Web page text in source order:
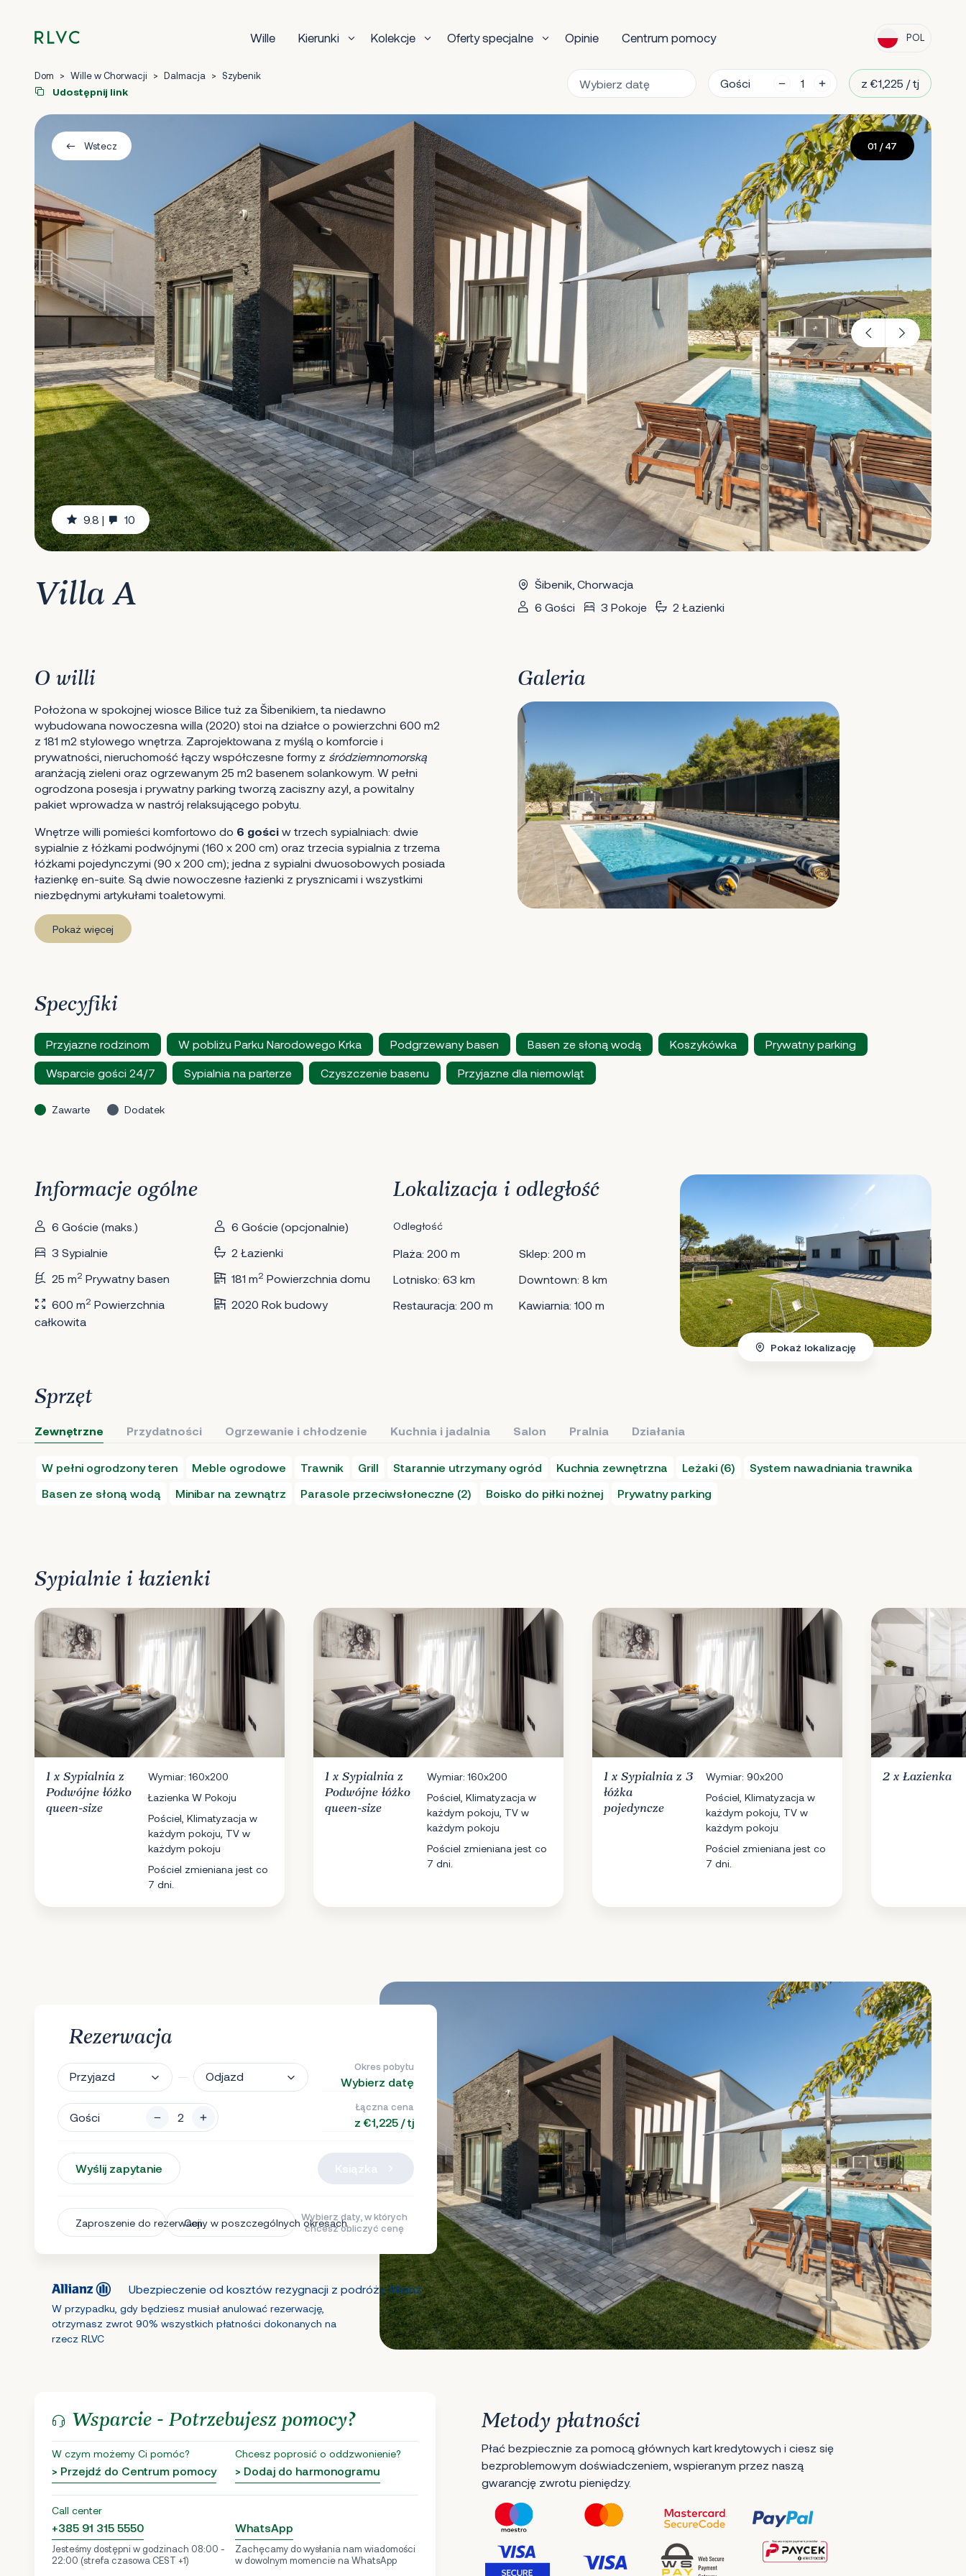
Wille Kierunki Kolekcje Oferty specjalne Opinie Centrum pomocy POL
Dom > Wille w Chorwacji > Dalmacja > Szybenik
Udostępnij link
Gości z €1,225 / tj
Wstecz
9.8 | 10
01 / 47
Villa A
Šibenik, Chorwacja
6 Gości
3 Pokoje 2 Łazienki
O willi
Położona w spokojnej wiosce Bilice tuż za Šibenikiem, ta niedawno
wybudowana nowoczesna willa (2020) stoi na działce o powierzchni 600 m2
z 181 m2 stylowego wnętrza. Zaprojektowana z myślą o komforcie i
prywatności, nieruchomość łączy współczesne formy z śródziemnomorską
aranżacją zieleni oraz ogrzewanym 25 m2 basenem solankowym. W pełni
ogrodzona posesja i prywatny parking tworzą zaciszny azyl, a powitalny
pakiet wprowadza w nastrój relaksującego pobytu.
Wnętrze willi pomieści komfortowo do 6 gości w trzech sypialniach: dwie
sypialnie z łóżkami podwójnymi (160 x 200 cm) oraz trzecia sypialnia z trzema
łóżkami pojedynczymi (90 x 200 cm); jedna z sypialni dwuosobowych posiada
łazienkę en-suite. Są dwie nowoczesne łazienki z prysznicami i wszystkimi
niezbędnymi artykułami toaletowymi.
Pokaż więcej
Galeria
Specyfiki
Przyjazne rodzinom W pobliżu Parku Narodowego Krka Podgrzewany basen Basen ze słoną wodą Koszykówka Prywatny parking
Wsparcie gości 24/7 Sypialnia na parterze Czyszczenie basenu Przyjazne dla niemowląt
Zawarte Dodatek
Informacje ogólne
6 Goście (maks.)
6 Goście (opcjonalnie)
3 Sypialnie
2 Łazienki
25 m2 Prywatny basen 181 m2 Powierzchnia domu
600 m2 Powierzchnia
całkowita
2020 Rok budowy
Lokalizacja i odległość
Odległość
Plaża: 200 m
Sklep: 200 m
Lotnisko: 63 km
Downtown: 8 km
Restauracja: 200 m
Kawiarnia: 100 m
Pokaż lokalizację
Sprzęt
Zewnętrzne Przydatności Ogrzewanie i chłodzenie Kuchnia i jadalnia Salon Pralnia Działania
W pełni ogrodzony teren Meble ogrodowe Trawnik Grill Starannie utrzymany ogród Kuchnia zewnętrzna Leżaki (6)
System nawadniania trawnika
Basen ze słoną wodą
Minibar na zewnątrz Parasole przeciwsłoneczne (2) Boisko do piłki nożnej Prywatny parking
Sypialnie i łazienki
1 x Sypialnia z
Podwójne łóżko
queen-size
Wymiar: 160x200
Łazienka W Pokoju
Pościel, Klimatyzacja w
każdym pokoju, TV w
każdym pokoju
Pościel zmieniana jest co
7 dni.
1 x Sypialnia z
Podwójne łóżko
queen-size
Wymiar: 160x200
Pościel, Klimatyzacja w
każdym pokoju, TV w
każdym pokoju
Pościel zmieniana jest co
7 dni.
1 x Sypialnia z 3
łóżka
pojedyncze
Wymiar: 90x200
Pościel, Klimatyzacja w
każdym pokoju, TV w
każdym pokoju
Pościel zmieniana jest co
7 dni.
2 x Łazienka
Rezerwacja
Przyjazd Odjazd
Okres pobytu
Wybierz datę
Gości
Łączna cena
z €1,225 / tj
Wyślij zapytanie
Zaproszenie do rezerwacjiCeny w poszczególnych okresachWybierz daty, w których
chcesz obliczyć cenę
Ubezpieczenie od kosztów rezygnacji z podróży Allianz
W przypadku, gdy będziesz musiał anulować rezerwację,
otrzymasz zwrot 90% wszystkich płatności dokonanych na
rzecz RLVC
Wsparcie - Potrzebujesz pomocy?
W czym możemy Ci pomóc?
> Przejdź do Centrum pomocy
Chcesz poprosić o oddzwonienie?
> Dodaj do harmonogramu
Call center
+385 91 315 5550
Jesteśmy dostępni w godzinach 08:00 -
22:00 (strefa czasowa CEST +1)
WhatsApp
Zachęcamy do wysłania nam wiadomości
w dowolnym momencie na WhatsApp
Metody płatności
Płać bezpiecznie za pomocą głównych kart kredytowych i ciesz się
bezproblemowym doświadczeniem, wspieranym przez naszą
gwarancję zwrotu pieniędzy.